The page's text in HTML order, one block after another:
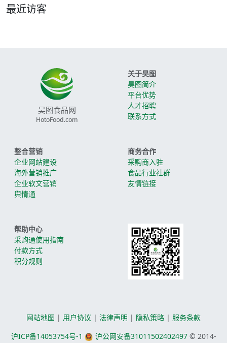
最近访客
昊图食品网
HotoFood.com
关于昊图
昊图简介
平台优势
人才招聘
联系方式
整合营销
企业网站建设
海外营销推广
企业软文营销
舆情通
商务合作
采购商入驻
食品行业社群
友情链接
帮助中心
采购通使用指南
付款方式
积分规则
网站地图 | 用户协议 | 法律声明 | 隐私策略 | 服务条款
沪ICP备14053754号-1
沪公网安备31011502402497© 2014-